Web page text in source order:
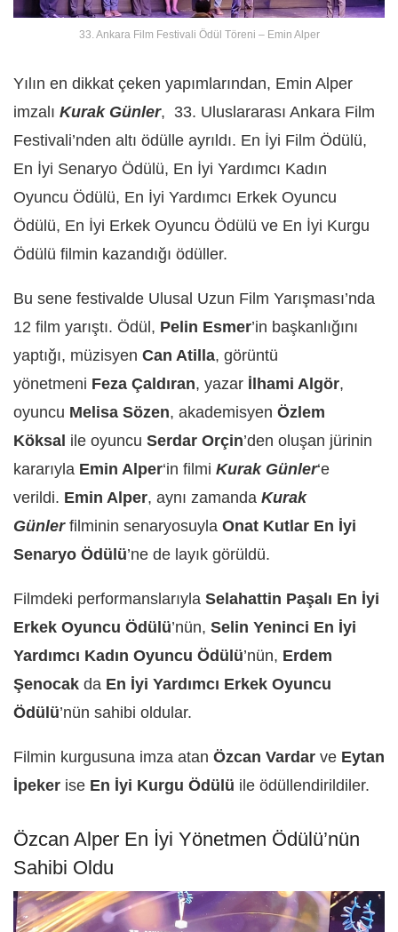
33. Ankara Film Festivali Ödül Töreni – Emin Alper
Yılın en dikkat çeken yapımlarından, Emin Alper
imzalı Kurak Günler, 33. Uluslararası Ankara Film
Festivali’nden altı ödülle ayrıldı. En İyi Film Ödülü,
En İyi Senaryo Ödülü, En İyi Yardımcı Kadın
Oyuncu Ödülü, En İyi Yardımcı Erkek Oyuncu
Ödülü, En İyi Erkek Oyuncu Ödülü ve En İyi Kurgu
Ödülü filmin kazandığı ödüller.
Bu sene festivalde Ulusal Uzun Film Yarışması’nda
12 film yarıştı. Ödül, Pelin Esmer’in başkanlığını
yaptığı, müzisyen Can Atilla, görüntü
yönetmeni Feza Çaldıran, yazar İlhami Algör,
oyuncu Melisa Sözen, akademisyen Özlem
Köksal ile oyuncu Serdar Orçin’den oluşan jürinin
kararıyla Emin Alper‘in filmi Kurak Günler‘e
verildi. Emin Alper, aynı zamanda Kurak
Günlerfilminin senaryosuyla Onat Kutlar En İyi
Senaryo Ödülü’ne de layık görüldü.
Filmdeki performanslarıyla Selahattin Paşalı En İyi
Erkek Oyuncu Ödülü’nün, Selin Yeninci En İyi
Yardımcı Kadın Oyuncu Ödülü’nün, Erdem
Şenocak da En İyi Yardımcı Erkek Oyuncu
Ödülü’nün sahibi oldular.
Filmin kurgusuna imza atan Özcan Vardar ve Eytan
İpeker ise En İyi Kurgu Ödülü ile ödüllendirildiler.
Özcan Alper En İyi Yönetmen Ödülü’nün
Sahibi Oldu